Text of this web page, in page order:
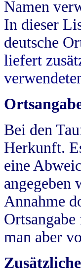
Namen
In dieser
deutsche
liefert
Bei den
Herkunft.
eine
angegeben
Annahme
man aber